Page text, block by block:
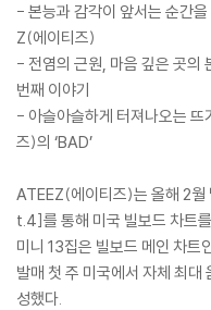
- 본능과 감각이 앞서는 순간
Z(에이티즈)
- 전염의 근원, 마음 깊은 곳
번째 이야기
- 아슬아슬하게 터져나오는
즈)의 ‘BAD’
ATEEZ(에이티즈)는 올해 2
t.4]를 통해 미국 빌보드 차트
미니 13집은 빌보드 메인 차
발매 첫 주 미국에서 자체 최대
성했다.